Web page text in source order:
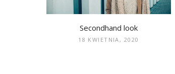
Secondhand look
18 KWIETNIA, 2020